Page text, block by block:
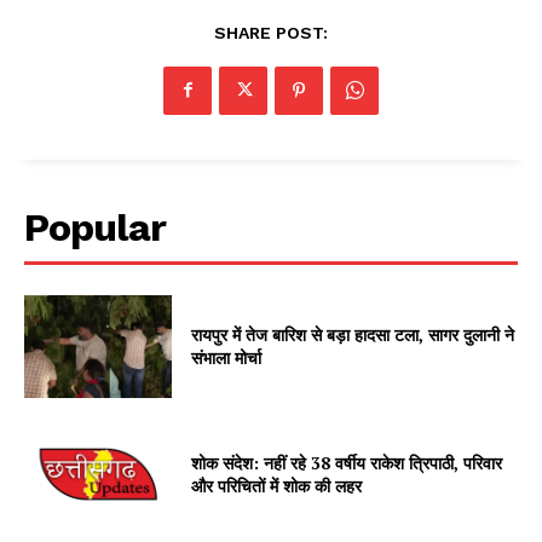
SHARE POST:
Popular
रायपुर में तेज बारिश से बड़ा हादसा टला, सागर दुलानी ने
संभाला मोर्चा
शोक संदेश: नहीं रहे 38 वर्षीय राकेश त्रिपाठी, परिवार
और परिचितों में शोक की लहर